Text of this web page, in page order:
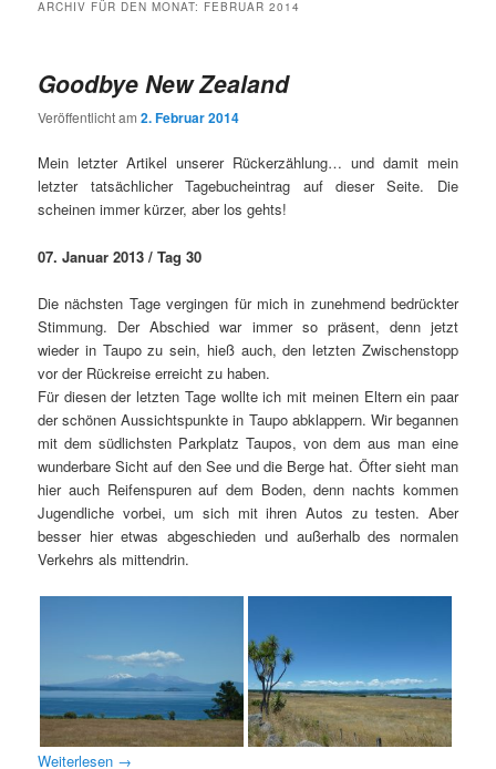
ARCHIV FÜR DEN MONAT: FEBRUAR 2014
Goodbye New Zealand
Veröffentlicht am2. Februar 2014
Mein letzter Artikel unserer Rückerzählung… und damit mein
letzter tatsächlicher Tagebucheintrag auf dieser Seite. Die
scheinen immer kürzer, aber los gehts!
07. Januar 2013 / Tag 30
Die nächsten Tage vergingen für mich in zunehmend bedrückter
Stimmung. Der Abschied war immer so präsent, denn jetzt
wieder in Taupo zu sein, hieß auch, den letzten Zwischenstopp
vor der Rückreise erreicht zu haben.
Für diesen der letzten Tage wollte ich mit meinen Eltern ein paar
der schönen Aussichtspunkte in Taupo abklappern. Wir begannen
mit dem südlichsten Parkplatz Taupos, von dem aus man eine
wunderbare Sicht auf den See und die Berge hat. Öfter sieht man
hier auch Reifenspuren auf dem Boden, denn nachts kommen
Jugendliche vorbei, um sich mit ihren Autos zu testen. Aber
besser hier etwas abgeschieden und außerhalb des normalen
Verkehrs als mittendrin.
Weiterlesen →